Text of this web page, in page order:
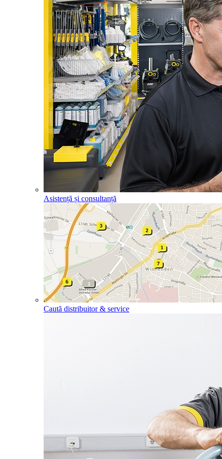
Asistență și consultanță
Caută distribuitor & service